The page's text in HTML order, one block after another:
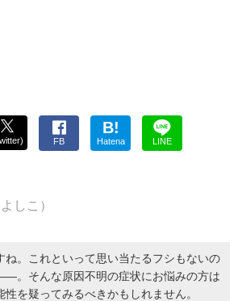
FB
B!
Hatena LINE
しこ）
ね。これといって思い当たるフシもないの
。そんな原因不明の症状にお悩みの方は
を疑ってみるべきかもしれません。